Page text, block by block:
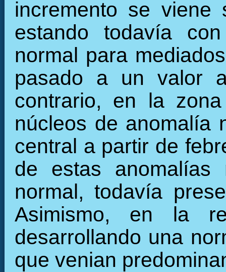
incremento se viene
estando todavía
normal para
pasado a un valor
contrario, en la
núcleos de anomalía
central a partir de
de estas
normal, todavía
Asimismo, en la
desarrollando una
que venian